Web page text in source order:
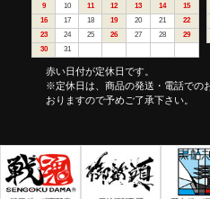
9
10 11 12 13 14
15
16
17 18 19 20 21
22
23
24 25 26 27 28
29
30
31
赤い日付が定休日です。
※定休日は、商品の発送・電話での
おりますので予めご了承下さい。